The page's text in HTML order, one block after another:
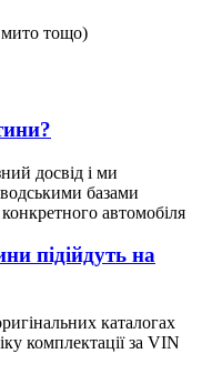
мито тощо)
досвід і ми
базами
автомобіля
підійдуть на
каталогах
комплектації за VIN